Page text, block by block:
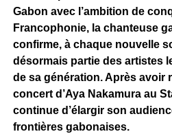
Gabon avec l’ambition de
Francophonie, la chanteuse
confirme, à chaque nouvelle
désormais partie des artistes
de sa génération. Après avoir
concert d’Aya Nakamura au
continue d’élargir son
frontières gabonaises.